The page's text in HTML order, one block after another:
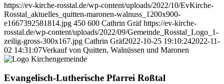
https://ev-kirche-rosstal.de/wp-content/uploads/2022/10/EvKirche-
Rosstal_aktuelles_quitten-maronen-walnuss_1200x900-
e1667392581814.jpg 450 600 Cathrin Gräf https://ev-kirche-
rosstal.de/wp-content/uploads/2022/09/Gemeinde_Rosstal_Logo_1-
zeilig-gross-300x167.jpg Cathrin Gräf2022-10-25 19:10:242022-11-
02 14:31:07Verkauf von Quitten, Walnüssen und Maronen
Evangelisch-Lutherische Pfarrei Roßtal